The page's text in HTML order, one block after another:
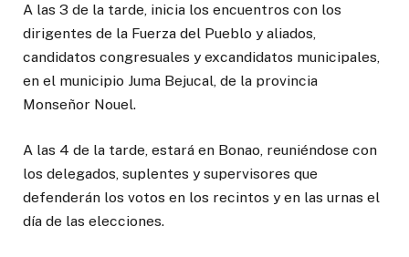
A las 3 de la tarde, inicia los encuentros con los
dirigentes de la Fuerza del Pueblo y aliados,
candidatos congresuales y excandidatos municipales,
en el municipio Juma Bejucal, de la provincia
Monseñor Nouel.
A las 4 de la tarde, estará en Bonao, reuniéndose con
los delegados, suplentes y supervisores que
defenderán los votos en los recintos y en las urnas el
día de las elecciones.